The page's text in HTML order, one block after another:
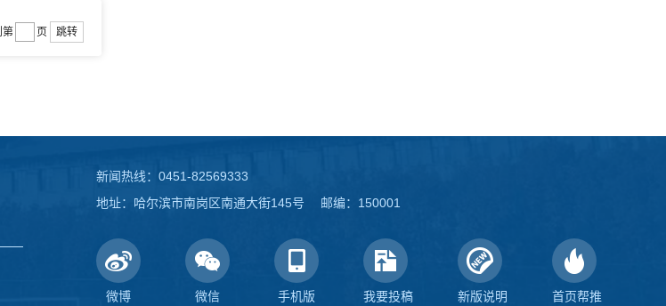
第 页 跳转
新闻热线：0451-82569333
地址：哈尔滨市南岗区南通大街145号 邮编：150001
微博 微信 手机版 我要投稿 新版说明 首页帮推